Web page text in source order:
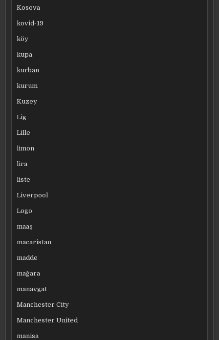
Kosova
kovid-19
köy
kupa
kurban
kurum
Kuzey
Lig
Lille
limon
lira
liste
Liverpool
Logo
maaş
macaristan
madde
mağara
manavgat
Manchester City
Manchester United
manisa